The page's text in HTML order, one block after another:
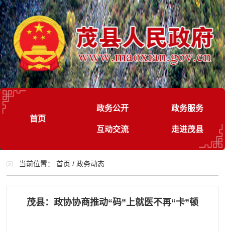
首页
政务公开 政务服务
互动交流 走进茂县
当前位置：首页 /政务动态
茂县：政协协商推动“码”上就医不再“卡”顿